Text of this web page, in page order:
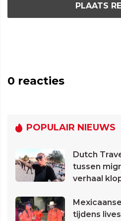
PLAATS
0 reacties
POPULAIR NIEUWS
Dutch
tussen
verhaal
tijdens